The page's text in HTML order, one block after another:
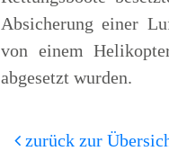
Absicherung einer
von einem
abgesetzt wurden.
zurück zur